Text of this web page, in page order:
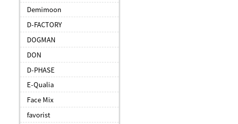
Demimoon
D-FACTORY
DOGMAN
DON
D-PHASE
E-Qualia
Face Mix
favorist